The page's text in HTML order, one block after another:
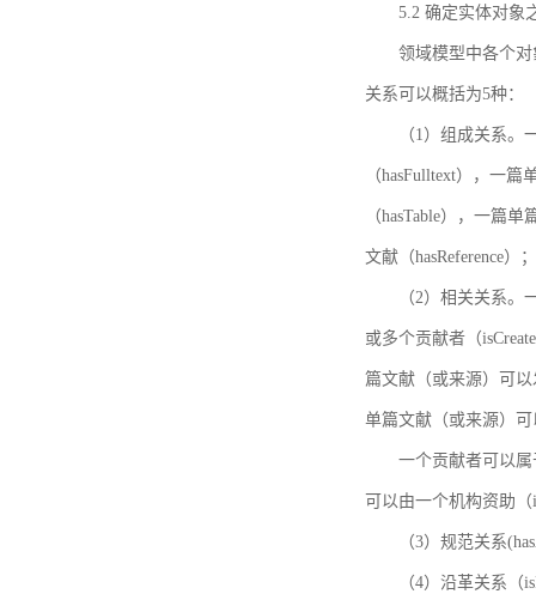
5.2 确定实体对象
领域模型中各个
关系可以概括为5种：
（1）组成关系
（hasFulltext），一
（hasTable），一篇
文献（hasReference）；
（2）相关关系
或多个贡献者（
篇文献（或来源）可
单篇文献（或来源）可
一个贡献者可以
可以由一个机构资助（
（3）规范关系
（4）沿革关系